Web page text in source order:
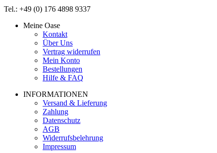
Tel.: +49 (0) 176 4898 9337
Meine Oase
Kontakt
Über Uns
Vertrag widerrufen
Mein Konto
Bestellungen
Hilfe & FAQ
INFORMATIONEN
Versand & Lieferung
Zahlung
Datenschutz
AGB
Widerrufsbelehrung
Impressum